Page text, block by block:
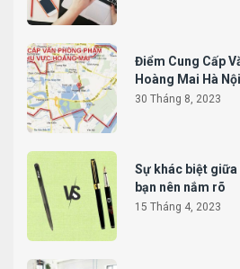
Điểm Cung Cấp
Hoàng Mai Hà Nội
30 Tháng 8, 2023
Sự khác biệt
bạn nên nắm rõ
15 Tháng 4, 2023